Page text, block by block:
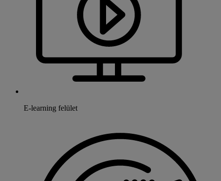
E-learning felület